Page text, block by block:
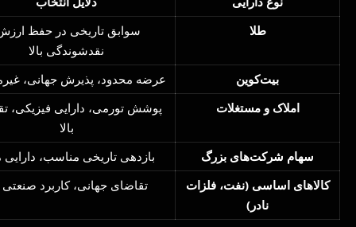
طلا
سوابق تاریخی در حفظ
نقدشوندگی بالا
بیت‌کوین
عرضه محدود، پذیرش جهانی،
املاک و مستغلات
پوشش تورمی، دارایی فیزیکی،
بالا
سهام شرکت‌های بزرگ
بازدهی تاریخی مناسب، دارایی
کالاهای اساسی (نفت، فلزات
نادر)
تقاضای جهانی، کاربرد صنعتی